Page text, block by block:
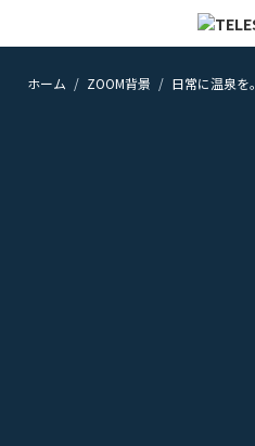
ホーム ZOOM背景 日常に温泉を。